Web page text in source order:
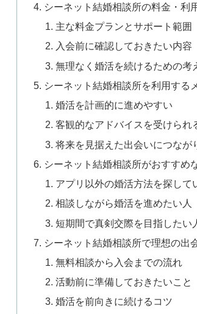
シーネット結婚相談所の料金・利
主な料金プランとサポート範囲
入会前に確認しておきたい内容
無理なく婚活を続けるための考
シーネット結婚相談所を利用する
婚活を計画的に進めやすい
客観的なアドバイスを受けられ
将来を見据えた出会いにつなが
シーネット結婚相談所がおすすめ
アプリ以外の婚活方法を探して
相談しながら婚活を進めたい人
短期間で真剣交際を目指したい
シーネット結婚相談所で理想の出
無料相談から入会までの流れ
活動前に準備しておきたいこと
婚活を前向きに続けるコツ